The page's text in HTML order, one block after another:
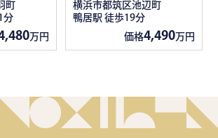
町
分
万円
横浜市都筑区池辺町
鴨居駅 徒歩19分
価格4,490万円